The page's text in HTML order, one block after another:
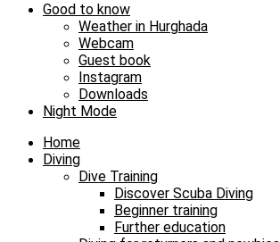
Good to know
Weather in Hurghada
Webcam
Guest book
Instagram
Downloads
Night Mode
Home
Diving
Dive Training
Discover Scuba Diving
Beginner training
Further education